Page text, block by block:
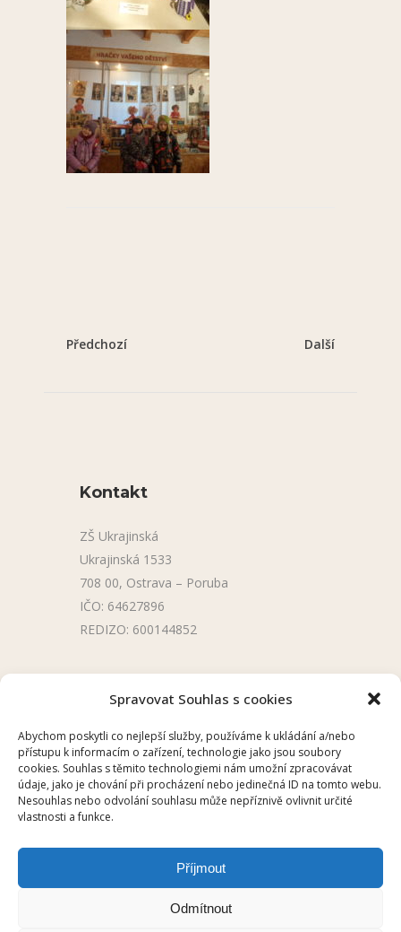
Spravovat Souhlas s cookies
Abychom poskytli co nejlepší služby, používáme k ukládání a/nebo
přístupu k informacím o zařízení, technologie jako jsou soubory
cookies. Souhlas s těmito technologiemi nám umožní zpracovávat
údaje, jako je chování při procházení nebo jedinečná ID na tomto webu.
Nesouhlas nebo odvolání souhlasu může nepříznivě ovlivnit určité
vlastnosti a funkce.
Příjmout
Odmítnout
Předchozí Další
Kontakt
ZŠ Ukrajinská
Ukrajinská 1533
708 00, Ostrava – Poruba
IČO: 64627896
REDIZO: 600144852
Úřední deska
Školní aplikace
2025 © ZŠ UKRAJINSKÁ, OSTRAVA –